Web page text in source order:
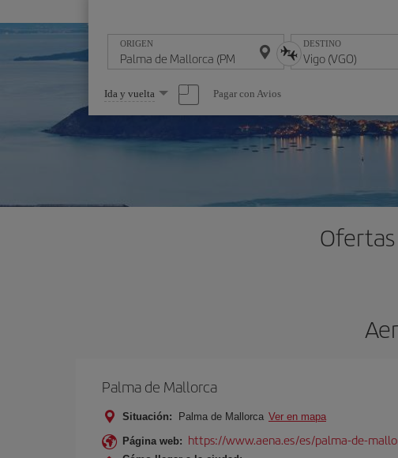
ORIGEN DESTINO
Seleccione
una
opción
Ida y vuelta Pagar con Avios
Palma de Mallorca
Situación: Palma de Mallorca Ver en mapa
Página web: https://www.aena.es/es/palma-de-